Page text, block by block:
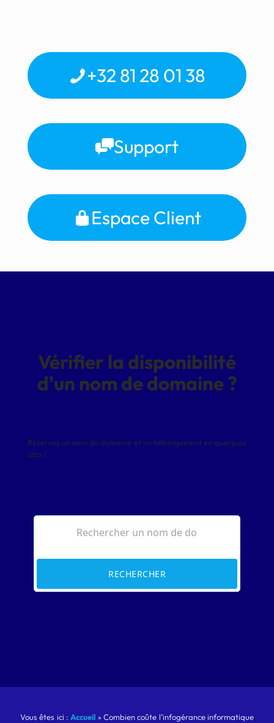
+32 81 28 01 38
Support
Espace Client
Vérifier la disponibilité
d'un nom de domaine ?
Réservez un nom de domaine et un hébergement en quelques
clics !
RECHERCHER
Vous êtes ici :Accueil »Combien coûte l’infogérance informatique